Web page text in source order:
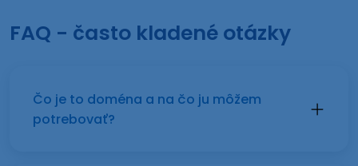
FAQ - často kladené otázky
Čo je to doména a na čo ju môžem
potrebovať?